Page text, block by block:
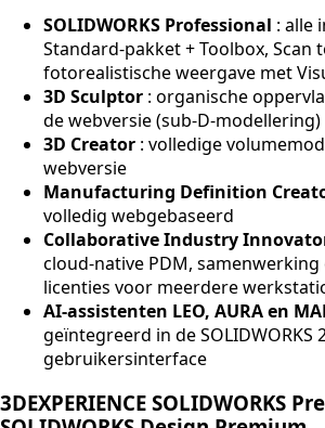
SOLIDWORKS Professional : alle
Standard-pakket + Toolbox, Scan
fotorealistische weergave met
3D Sculptor : organische
de webversie (sub-D-modellering)
3D Creator : volledige
webversie
Manufacturing Definition
volledig webgebaseerd
Collaborative Industry
cloud-native PDM, samenwerking
licenties voor meerdere
AI-assistenten LEO, AURA en
geïntegreerd in de SOLIDWORKS
gebruikersinterface
3DEXPERIENCE SOLIDWORKS